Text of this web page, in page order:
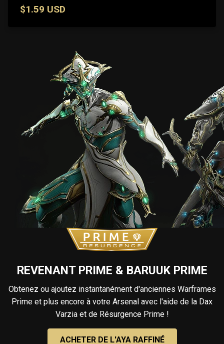
$1.59 USD
REVENANT PRIME & BARUUK PRIME
Obtenez ou ajoutez instantanément d'anciennes Warframes
Prime et plus encore à votre Arsenal avec l'aide de la Dax
Varzia et de Résurgence Prime !
ACHETER DE L'AYA RAFFINÉ